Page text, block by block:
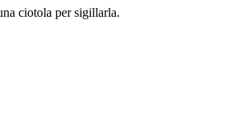
ciotola per sigillarla.